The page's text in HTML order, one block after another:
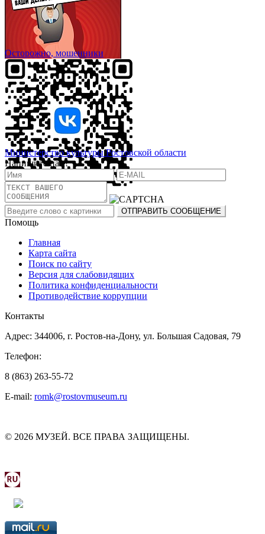
Осторожно, мошенники
Министерство культуры Ростовской области
Напишите нам!
Помощь
Главная
Карта сайта
Поиск по сайту
Версия для слабовидящих
Политика конфиденциальности
Противодействие коррупции
Контакты
Адрес: 344006, г. Ростов-на-Дону, ул. Большая Садовая, 79
Телефон:
8 (863) 263-55-72
E-mail: romk@rostovmuseum.ru
© 2026 МУЗЕЙ. ВСЕ ПРАВА ЗАЩИЩЕНЫ.